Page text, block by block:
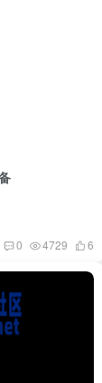
0 4729 6